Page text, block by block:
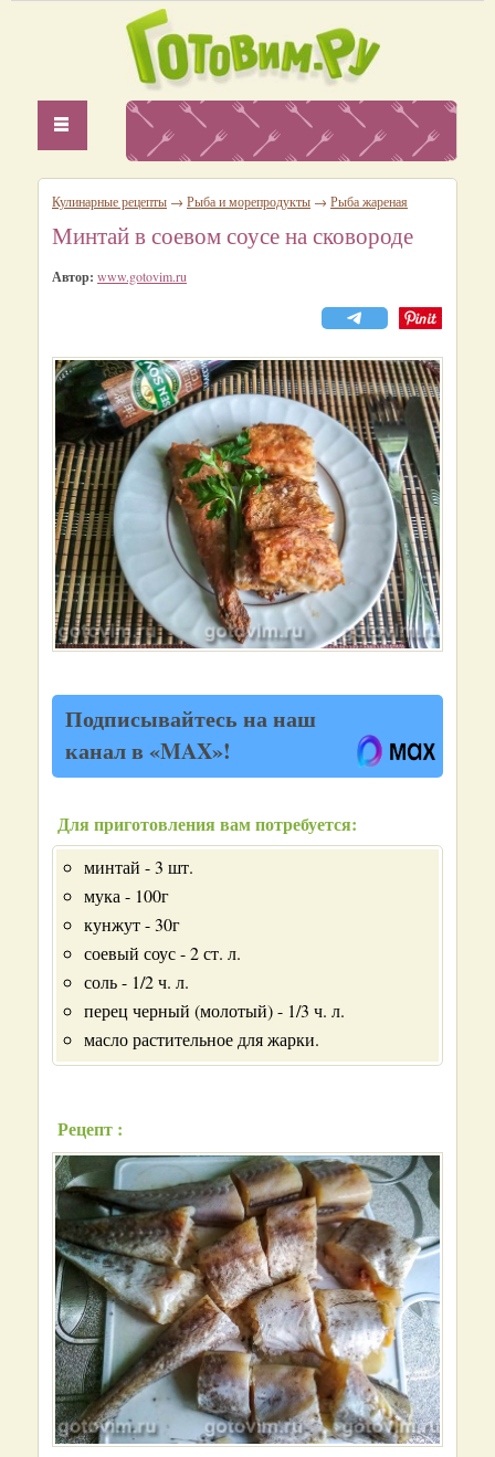
Кулинарные рецепты → Рыба и морепродукты → Рыба жареная
Минтай в соевом соусе на сковороде
Автор: www.gotovim.ru
Подписывайтесь на наш
канал в «MAX»!
Для приготовления вам потребуется:
минтай - 3 шт.
мука - 100г
кунжут - 30г
соевый соус - 2 ст. л.
соль - 1/2 ч. л.
перец черный (молотый) - 1/3 ч. л.
масло растительное для жарки.
Рецепт :